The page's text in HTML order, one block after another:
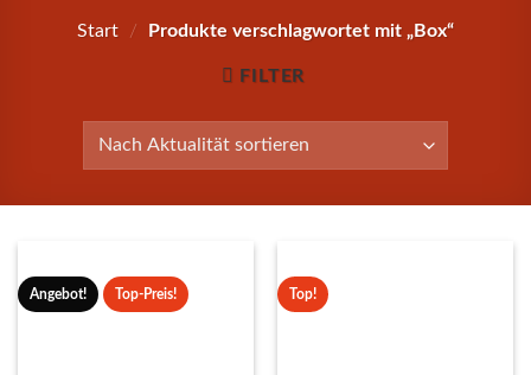
Start / Produkte verschlagwortet mit „Box“
FILTER
Angebot! Top-Preis! Top!